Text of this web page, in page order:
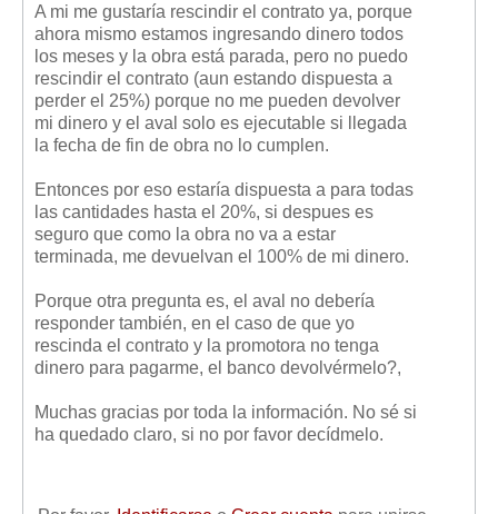
A mi me gustaría rescindir el contrato ya, porque
ahora mismo estamos ingresando dinero todos
los meses y la obra está parada, pero no puedo
rescindir el contrato (aun estando dispuesta a
perder el 25%) porque no me pueden devolver
mi dinero y el aval solo es ejecutable si llegada
la fecha de fin de obra no lo cumplen.
Entonces por eso estaría dispuesta a para todas
las cantidades hasta el 20%, si despues es
seguro que como la obra no va a estar
terminada, me devuelvan el 100% de mi dinero.
Porque otra pregunta es, el aval no debería
responder también, en el caso de que yo
rescinda el contrato y la promotora no tenga
dinero para pagarme, el banco devolvérmelo?,
Muchas gracias por toda la información. No sé si
ha quedado claro, si no por favor decídmelo.